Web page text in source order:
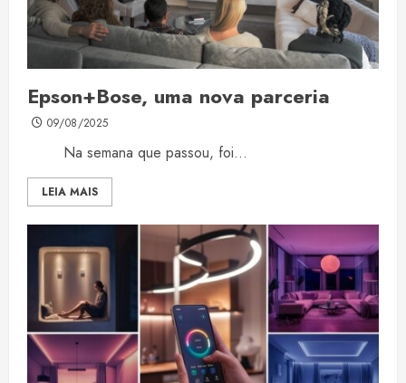
Epson+Bose, uma nova parceria
09/08/2025
Na semana que passou, foi...
LEIA MAIS